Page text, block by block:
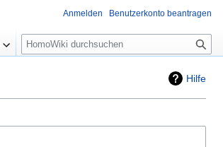
Hilfe
Anmelden Benutzerkonto beantragen
Suche